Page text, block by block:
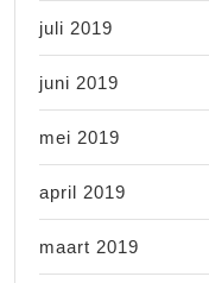
juli 2019
juni 2019
mei 2019
april 2019
maart 2019